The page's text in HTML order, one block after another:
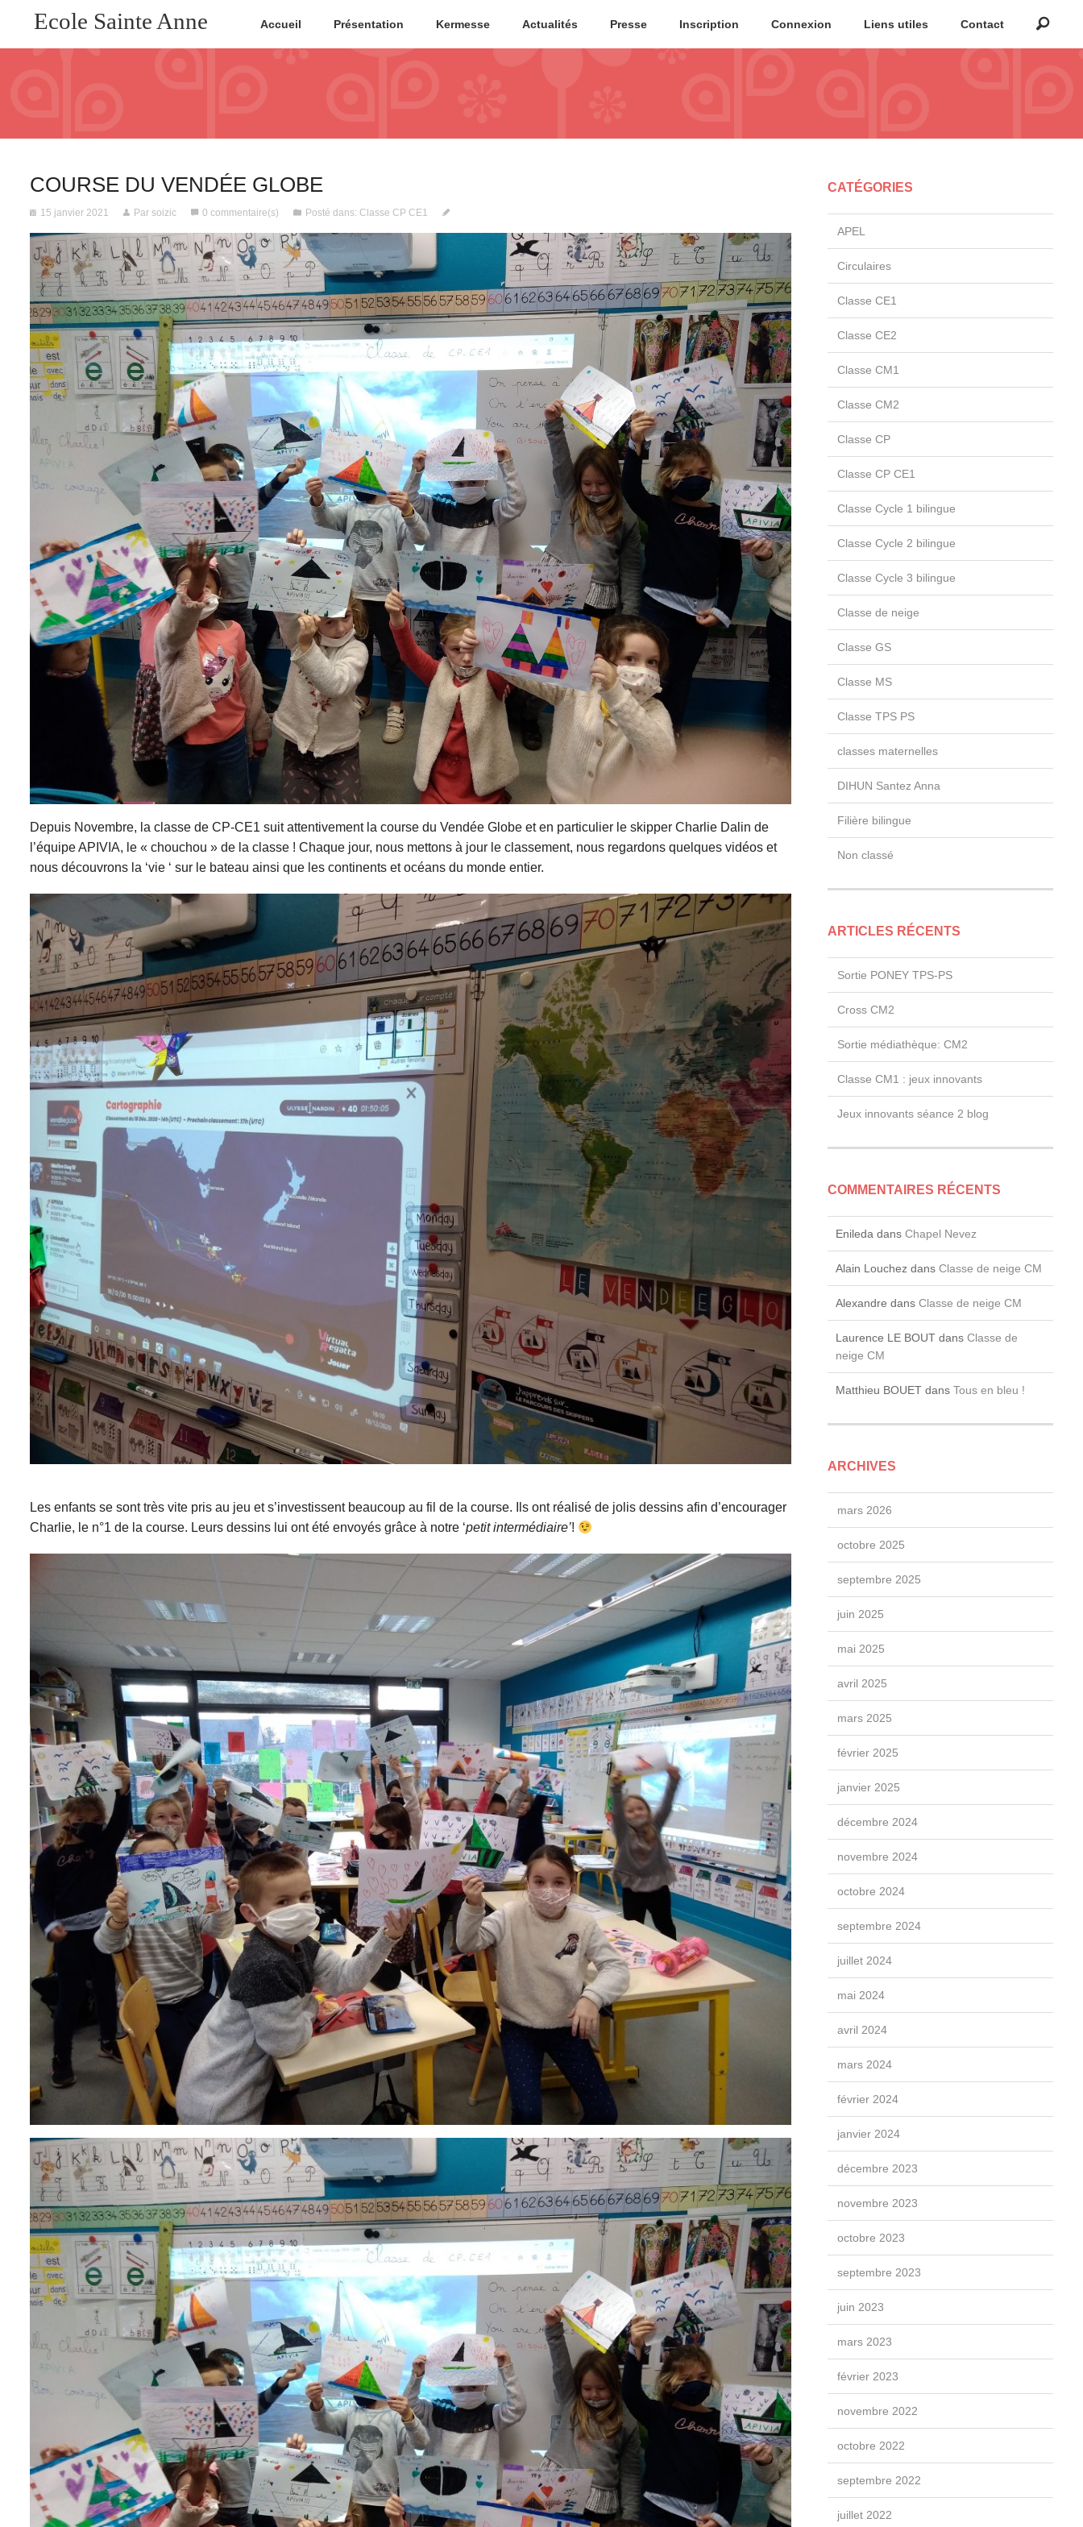
Ecole Sainte Anne Accueil Présentation Kermesse Actualités Presse Inscription Connexion Liens utiles Contact
COURSE DU VENDÉE GLOBE
15 janvier 2021 Par soizic 0 commentaire(s) Posté dans: Classe CP CE1
Depuis Novembre, la classe de CP-CE1 suit attentivement la course du Vendée Globe et en particulier le skipper Charlie Dalin de
l’équipe APIVIA, le « chouchou » de la classe ! Chaque jour, nous mettons à jour le classement, nous regardons quelques vidéos et
nous découvrons la ‘vie ‘ sur le bateau ainsi que les continents et océans du monde entier.
Les enfants se sont très vite pris au jeu et s’investissent beaucoup au fil de la course. Ils ont réalisé de jolis dessins afin d’encourager
Charlie, le n°1 de la course. Leurs dessins lui ont été envoyés grâce à notre ‘petit intermédiaire’!
CATÉGORIES
APEL
Circulaires
Classe CE1
Classe CE2
Classe CM1
Classe CM2
Classe CP
Classe CP CE1
Classe Cycle 1 bilingue
Classe Cycle 2 bilingue
Classe Cycle 3 bilingue
Classe de neige
Classe GS
Classe MS
Classe TPS PS
classes maternelles
DIHUN Santez Anna
Filière bilingue
Non classé
ARTICLES RÉCENTS
Sortie PONEY TPS-PS
Cross CM2
Sortie médiathèque: CM2
Classe CM1 : jeux innovants
Jeux innovants séance 2 blog
COMMENTAIRES RÉCENTS
Enileda dans Chapel Nevez
Alain Louchez dans Classe de neige CM
Alexandre dans Classe de neige CM
Laurence LE BOUT dans Classe de
neige CM
Matthieu BOUET dans Tous en bleu !
ARCHIVES
mars 2026
octobre 2025
septembre 2025
juin 2025
mai 2025
avril 2025
mars 2025
février 2025
janvier 2025
décembre 2024
novembre 2024
octobre 2024
septembre 2024
juillet 2024
mai 2024
avril 2024
mars 2024
février 2024
janvier 2024
décembre 2023
novembre 2023
octobre 2023
septembre 2023
juin 2023
mars 2023
février 2023
novembre 2022
octobre 2022
septembre 2022
juillet 2022